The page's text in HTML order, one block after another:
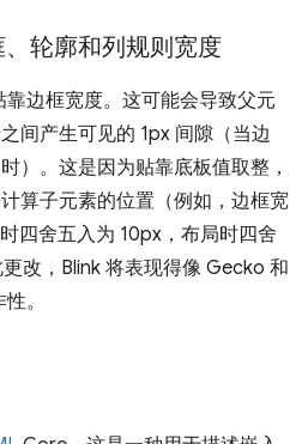
轮廓和列规则宽度
靠边框宽度。这可能会导致父元
间产生可见的 1px 间隙（当边
）。这是因为贴靠底板值取整，
算子元素的位置（例如，边框宽
四舍五入为 10px，布局时四舍
改，Blink 将表现得像 Gecko 和
。